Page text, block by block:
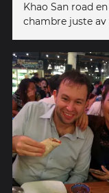
Khao San road
chambre juste av